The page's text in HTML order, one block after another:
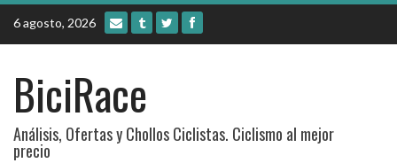
Skip
content
6 agosto, 2026
BiciRace
Análisis, Ofertas y Chollos Ciclistas. Ciclismo al mejor
precio